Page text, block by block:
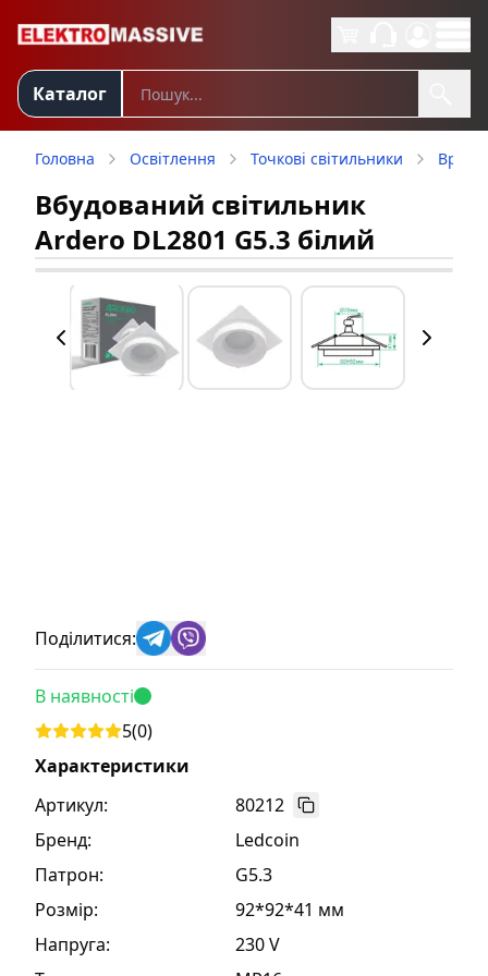
Каталог
Головна Освітлення Точкові світильники
Вбудований світильник
Ardero DL2801 G5.3 білий
Поділитися:
В наявності
5(0)
Характеристики
Артикул:
80212
Бренд:
Ledcoin
Патрон:
G5.3
Розмір:
92*92*41 мм
Напруга:
230 V